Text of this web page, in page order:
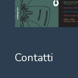
Contatti